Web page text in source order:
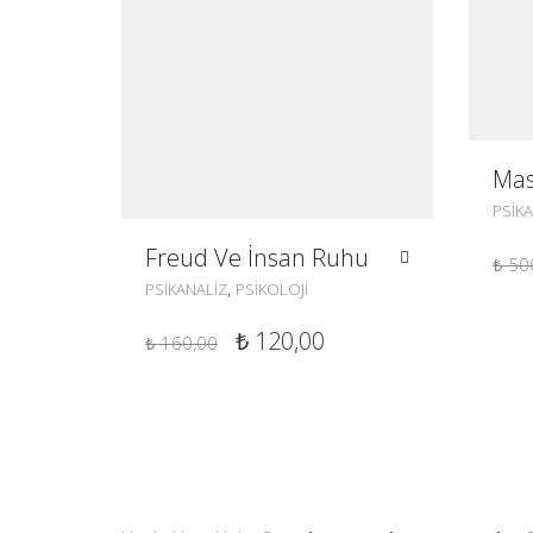
Freud Ve İnsan Ruhu
PSIKANALIZ, PSIKOLOJI
₺160,00
ORIJINAL
₺ 120,00
₺